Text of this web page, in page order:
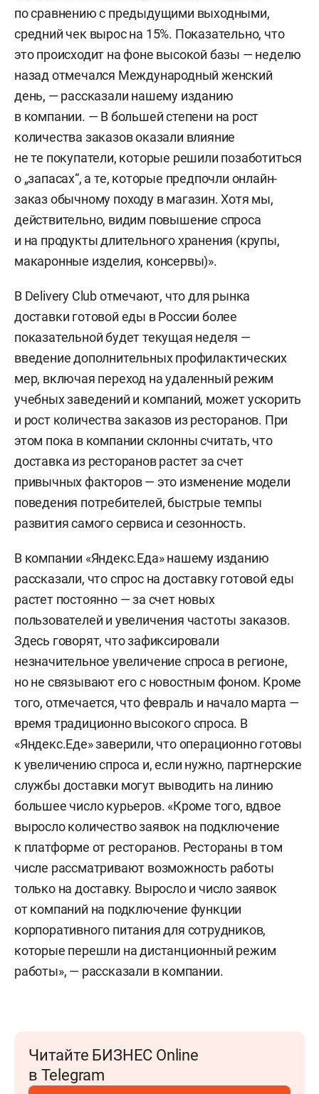
по сравнению с предыдущими выходными,
средний чек вырос на 15%. Показательно, что
это происходит на фоне высокой базы — неделю
назад отмечался Международный женский
день, — рассказали нашему изданию
в компании. — В большей степени на рост
количества заказов оказали влияние
не те покупатели, которые решили позаботиться
о „запасах“, а те, которые предпочли онлайн-
заказ обычному походу в магазин. Хотя мы,
действительно, видим повышение спроса
и на продукты длительного хранения (крупы,
макаронные изделия, консервы)».
В Delivery Club отмечают, что для рынка
доставки готовой еды в России более
показательной будет текущая неделя —
введение дополнительных профилактических
мер, включая переход на удаленный режим
учебных заведений и компаний, может ускорить
и рост количества заказов из ресторанов. При
этом пока в компании склонны считать, что
доставка из ресторанов растет за счет
привычных факторов — это изменение модели
поведения потребителей, быстрые темпы
развития самого сервиса и сезонность.
В компании «Яндекс.Еда» нашему изданию
рассказали, что спрос на доставку готовой еды
растет постоянно — за счет новых
пользователей и увеличения частоты заказов.
Здесь говорят, что зафиксировали
незначительное увеличение спроса в регионе,
но не связывают его с новостным фоном. Кроме
того, отмечается, что февраль и начало марта —
время традиционно высокого спроса. В
«Яндекс.Еде» заверили, что операционно готовы
к увеличению спроса и, если нужно, партнерские
службы доставки могут выводить на линию
большее число курьеров. «Кроме того, вдвое
выросло количество заявок на подключение
к платформе от ресторанов. Рестораны в том
числе рассматривают возможность работы
только на доставку. Выросло и число заявок
от компаний на подключение функции
корпоративного питания для сотрудников,
которые перешли на дистанционный режим
работы», — рассказали в компании.
Читайте БИЗНЕС Online
в Telegram